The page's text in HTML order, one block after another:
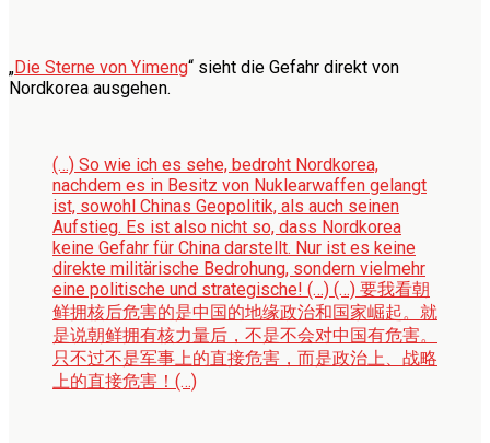
„Die Sterne von Yimeng“ sieht die Gefahr direkt von
Nordkorea ausgehen.
(…) So wie ich es sehe, bedroht Nordkorea,
nachdem es in Besitz von Nuklearwaffen gelangt
ist, sowohl Chinas Geopolitik, als auch seinen
Aufstieg. Es ist also nicht so, dass Nordkorea
keine Gefahr für China darstellt. Nur ist es keine
direkte militärische Bedrohung, sondern vielmehr
eine politische und strategische! (…) (…) 要我看朝
鲜拥核后危害的是中国的地缘政治和国家崛起。就
是说朝鲜拥有核力量后，不是不会对中国有危害。
只不过不是军事上的直接危害，而是政治上、战略
上的直接危害！(…)